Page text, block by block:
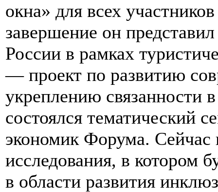
окна» для всех
завершение он
России в рамках
— проект по развитию
укреплению связанности
состоялся тематический
экономик Форума. Сейчас
исследования, в котором
в области развития